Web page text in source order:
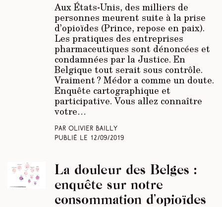
Aux États-Unis, des milliers de
personnes meurent suite à la prise
d’opioïdes (Prince, repose en paix).
Les pratiques des entreprises
pharmaceutiques sont dénoncées et
condamnées par la Justice. En
Belgique tout serait sous contrôle.
Vraiment ? Médor a comme un doute.
Enquête cartographique et
participative. Vous allez connaître
votre…
Par Olivier Bailly
Publié le 12/09/2019
La douleur des Belges :
enquête sur notre
consommation d’opioïdes